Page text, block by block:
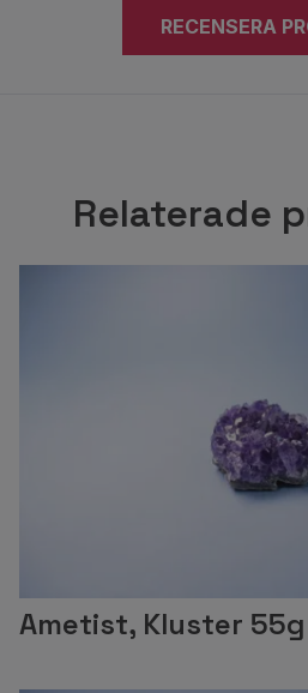
RECENSERA
Relaterade
Ametist, Kluster 55g